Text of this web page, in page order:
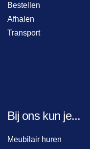
Bestellen
Afhalen
Transport
Bij ons kun je...
Meubilair huren